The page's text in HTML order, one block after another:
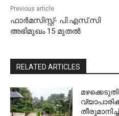
Previous article
ഫാർമസിസ്റ്റ്- പി.എസ്.സി
അഭിമുഖം 15 മുതൽ
RELATED ARTICLES